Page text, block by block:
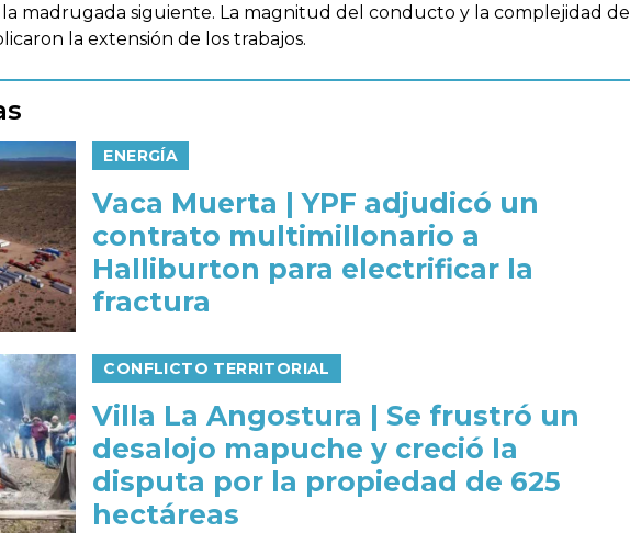
madrugada siguiente. La magnitud del conducto y la complejidad de
la extensión de los trabajos.
ENERGÍA
Vaca Muerta | YPF adjudicó un
contrato multimillonario a
Halliburton para electrificar la
fractura
CONFLICTO TERRITORIAL
Villa La Angostura | Se frustró un
desalojo mapuche y creció la
disputa por la propiedad de 625
hectáreas